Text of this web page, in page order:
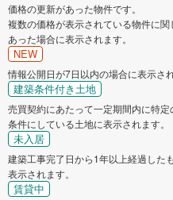
価格の更新があった物件です。
複数の価格が表示されている物件に
あった場合に表示されます。
NEW
情報公開日が7日以内の場合に表示され
建築条件付き土地
売買契約にあたって一定期間内に特
条件にしている土地に表示されます。
未入居
建築工事完了日から1年以上経過した
表示されます。
賃貸中